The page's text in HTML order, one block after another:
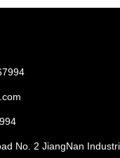
No. 2 JiangNan